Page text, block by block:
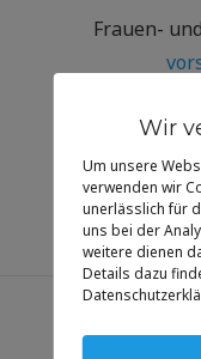
Frauen-
Wir
Um unsere
verwenden wir
unerlässlich für
uns bei der
weitere dienen
Details dazu